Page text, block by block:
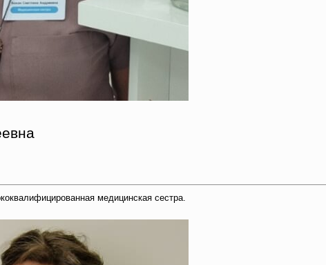
медицинская сестра.